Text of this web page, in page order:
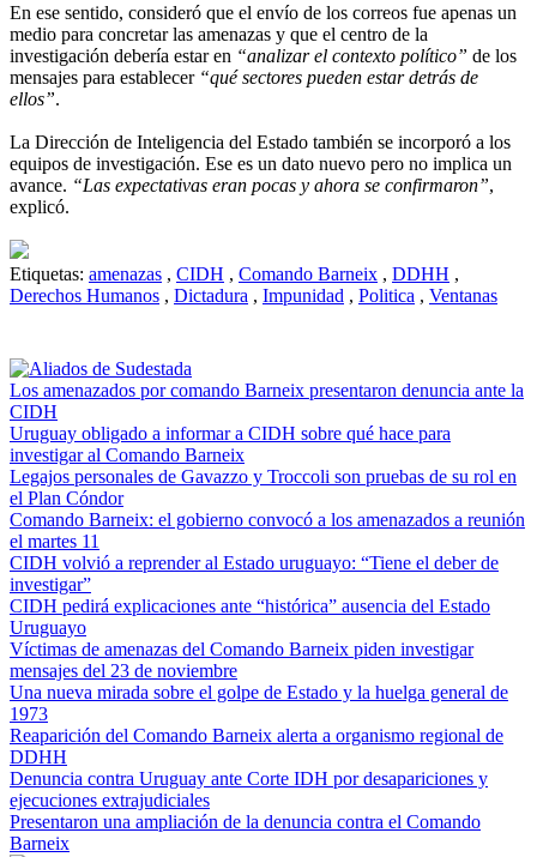
En ese sentido, consideró que el envío de los correos fue apenas un
medio para concretar las amenazas y que el centro de la
investigación debería estar en “analizar el contexto político” de los
mensajes para establecer “qué sectores pueden estar detrás de
ellos”.
La Dirección de Inteligencia del Estado también se incorporó a los
equipos de investigación. Ese es un dato nuevo pero no implica un
avance. “Las expectativas eran pocas y ahora se confirmaron”,
explicó.
Etiquetas: amenazas , CIDH , Comando Barneix , DDHH ,
Derechos Humanos , Dictadura , Impunidad , Politica , Ventanas
Los amenazados por comando Barneix presentaron denuncia ante la
CIDH
Uruguay obligado a informar a CIDH sobre qué hace para
investigar al Comando Barneix
Legajos personales de Gavazzo y Troccoli son pruebas de su rol en
el Plan Cóndor
Comando Barneix: el gobierno convocó a los amenazados a reunión
el martes 11
CIDH volvió a reprender al Estado uruguayo: “Tiene el deber de
investigar”
CIDH pedirá explicaciones ante “histórica” ausencia del Estado
Uruguayo
Víctimas de amenazas del Comando Barneix piden investigar
mensajes del 23 de noviembre
Una nueva mirada sobre el golpe de Estado y la huelga general de
1973
Reaparición del Comando Barneix alerta a organismo regional de
DDHH
Denuncia contra Uruguay ante Corte IDH por desapariciones y
ejecuciones extrajudiciales
Presentaron una ampliación de la denuncia contra el Comando
Barneix